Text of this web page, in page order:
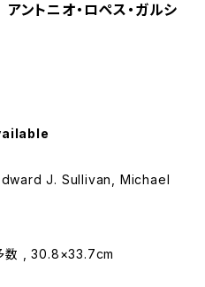
トニオ・ロペス・ガルシ
J. Sullivan, Michael
数 , 30.8×33.7cm